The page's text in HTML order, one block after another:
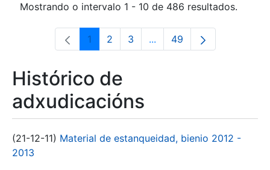
Mostrando o intervalo 1 - 10 de 486 resultados.
Páxina
1 Páxina
2 Páxina
3 ...Páxinas intermedias Use
Páxina
49
Histórico de
adxudicacións
(21-12-11) Material de estanqueidad, bienio 2012 -
2013